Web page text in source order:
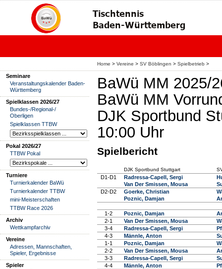
Home > Vereine > SV Böblingen > Spielbetrieb >
Seminare
Veranstaltungskalender Baden-
Württemberg
Spielklassen 2026/27
Bundes-/Regional-/
Oberligen
Spielklassen TTBW
Pokal 2026/27
TTBW Pokal
Turniere
Turnierkalender BaWü
Turnierkalender TTBW
mini-Meisterschaften
TTBW Race 2026
Archiv
Wettkampfarchiv
Vereine
Adressen, Mannschaften,
Spieler, Ergebnisse
Spieler
BaWü MM 2025/
BaWü MM
DJK Sportbund
10:00 Uhr
Spielbericht
DJK Sportbund Stuttgart
D1-D1
Radressa-Capell, Sergi
Van Der Smissen, Mousa
D2-D2
Goerke, Christian
Poznic, Damjan
1-2 Poznic, Damjan
2-1
Van Der Smissen, Mousa
3-4
Radressa-Capell, Sergi
4-3
Männle, Anton
1-1
Poznic, Damjan
2-2
Van Der Smissen, Mousa
3-3
Radressa-Capell, Sergi
4-4
Männle, Anton